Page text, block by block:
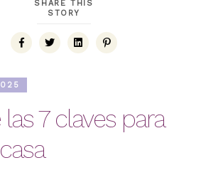
SHARE THIS
STORY
7 claves para